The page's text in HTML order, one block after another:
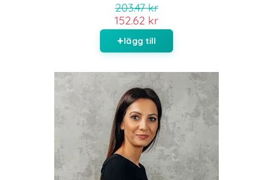
203.47 kr
152.62 kr
lägg till